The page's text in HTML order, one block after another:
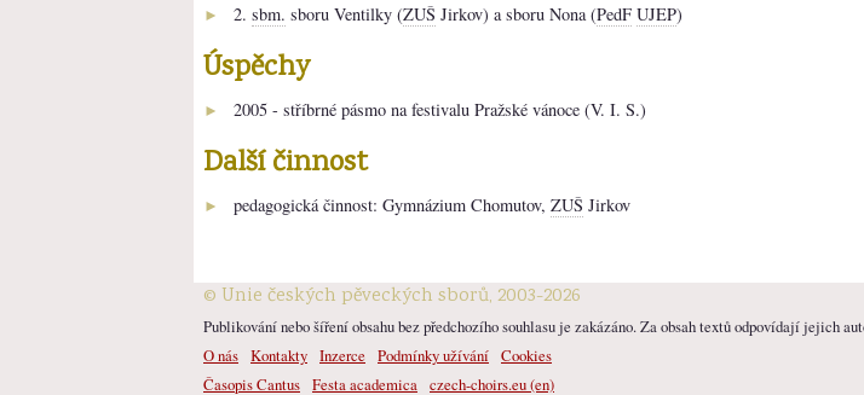
► 2. sbm. sboru Ventilky (ZUŠ Jirkov) a sboru Nona (PedF UJEP)
Úspěchy
► 2005 - stříbrné pásmo na festivalu Pražské vánoce (V. I. S.)
Další činnost
► pedagogická činnost: Gymnázium Chomutov, ZUŠ Jirkov
© Unie českých pěveckých sborů, 2003-2026
Publikování nebo šíření obsahu bez předchozího souhlasu je zakázáno. Za obsah textů odpovídají jejich
O nás Kontakty Inzerce Podmínky užívání Cookies
Časopis Cantus Festa academica czech-choirs.eu (en)